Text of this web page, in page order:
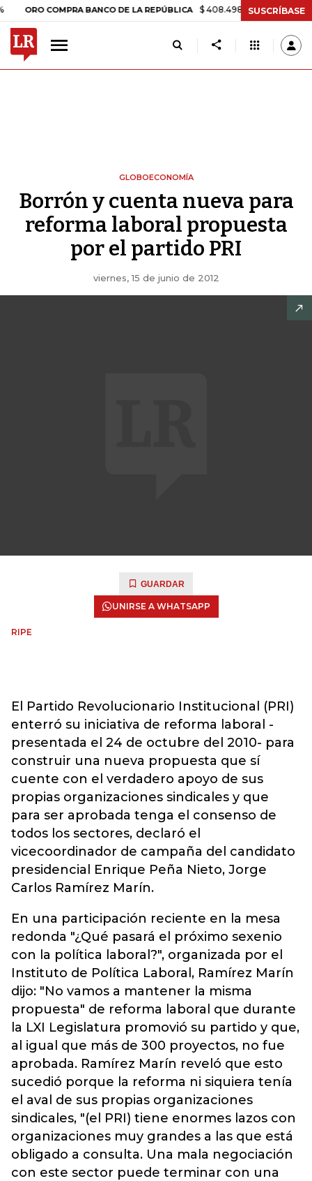
COMPRA BANCO DE LA REPÚBLICA $ 408.498,97 +$ 8.753,81 +2,19%
SUSCRÍBASE
GLOBOECONOMÍA
Borrón y cuenta nueva para
reforma laboral propuesta
por el partido PRI
viernes, 15 de junio de 2012
GUARDAR
UNIRSE A WHATSAPP
RIPE
El Partido Revolucionario Institucional (PRI)
enterró su iniciativa de reforma laboral -
presentada el 24 de octubre del 2010- para
construir una nueva propuesta que sí
cuente con el verdadero apoyo de sus
propias organizaciones sindicales y que
para ser aprobada tenga el consenso de
todos los sectores, declaró el
vicecoordinador de campaña del candidato
presidencial Enrique Peña Nieto, Jorge
Carlos Ramírez Marín.
En una participación reciente en la mesa
redonda "¿Qué pasará el próximo sexenio
con la política laboral?", organizada por el
Instituto de Política Laboral, Ramírez Marín
dijo: "No vamos a mantener la misma
propuesta" de reforma laboral que durante
la LXI Legislatura promovió su partido y que,
al igual que más de 300 proyectos, no fue
aprobada. Ramírez Marín reveló que esto
sucedió porque la reforma ni siquiera tenía
el aval de sus propias organizaciones
sindicales, "(el PRI) tiene enormes lazos con
organizaciones muy grandes a las que está
obligado a consulta. Una mala negociación
con este sector puede terminar con una